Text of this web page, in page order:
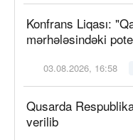
Konfrans Liqası:
mərhələsindəki
03.08.2026, 16:58
Qusarda
verilib